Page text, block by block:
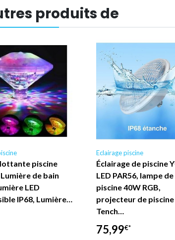
produits de
piscine
de bain
LED
IP68, Lumière…
Eclairage piscine
Éclairage de piscine
LED PAR56, lampe de
piscine 40W RGB,
projecteur de
Tench…
75,99€*